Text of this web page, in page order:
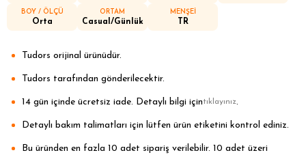
BOY / ÖLÇÜ
Orta
ORTAM
Casual/Günlük
MENŞEİ
TR
Tudors orijinal ürünüdür.
Tudors tarafından gönderilecektir.
14 gün içinde ücretsiz iade. Detaylı bilgi içintıklayınız.
Detaylı bakım talimatları için lütfen ürün etiketini kontrol ediniz.
Bu üründen en fazla 10 adet sipariş verilebilir. 10 adet üzeri